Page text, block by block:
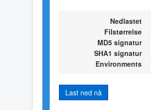
Nedlastet
Filstørrelse
MD5 signatur
SHA1 signatur
Environments
Last ned nå